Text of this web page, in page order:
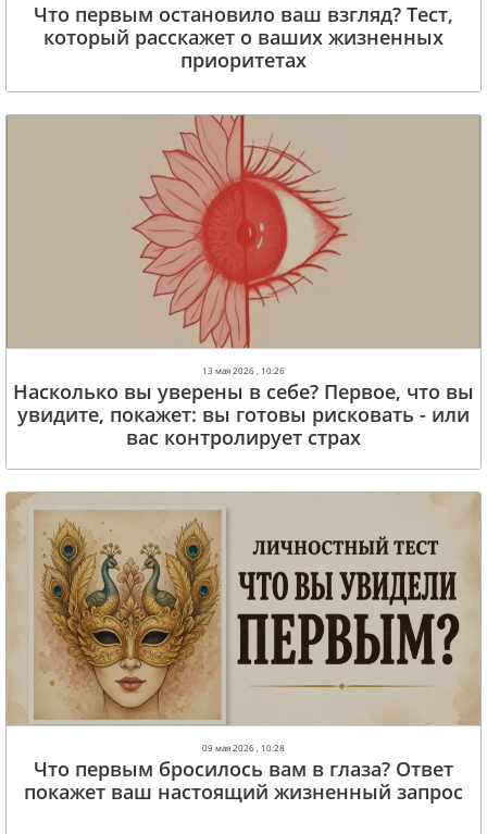
Что первым остановило ваш взгляд? Тест,
который расскажет о ваших жизненных
приоритетах
13 мая 2026 , 10:26
Насколько вы уверены в себе? Первое, что вы
увидите, покажет: вы готовы рисковать - или
вас контролирует страх
09 мая 2026 , 10:28
Что первым бросилось вам в глаза? Ответ
покажет ваш настоящий жизненный запрос